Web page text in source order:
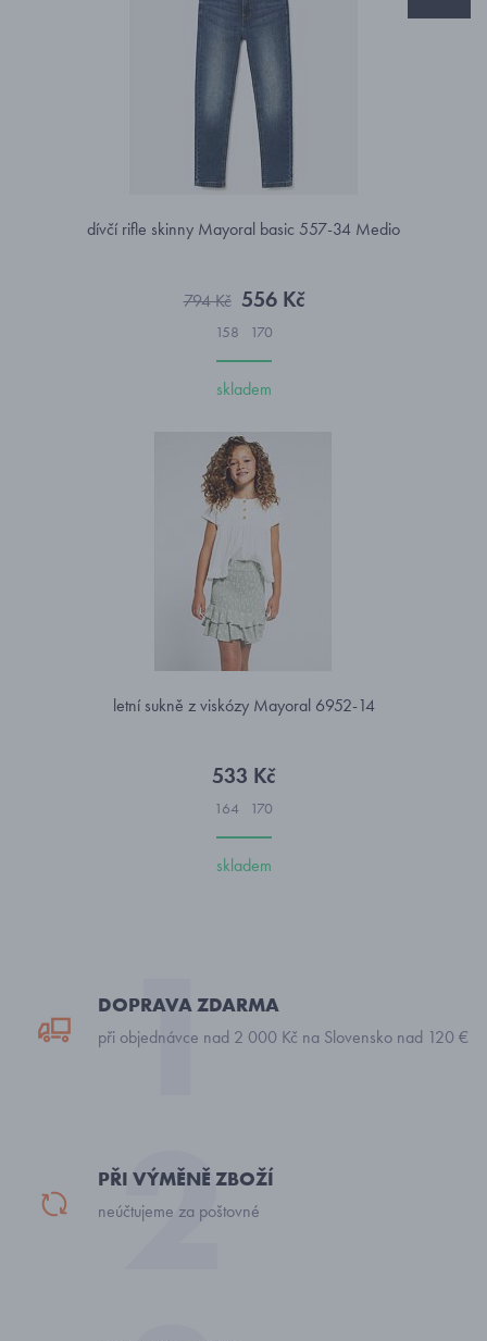
dívčí rifle skinny Mayoral basic 557-34 Medio
794 Kč 556 Kč
158 170
skladem
letní sukně z viskózy Mayoral 6952-14
533 Kč
164 170
skladem
DOPRAVA ZDARMA
při objednávce nad 2 000 Kč na Slovensko nad 120 €
PŘI VÝMĚNĚ ZBOŽÍ
neúčtujeme za poštovné